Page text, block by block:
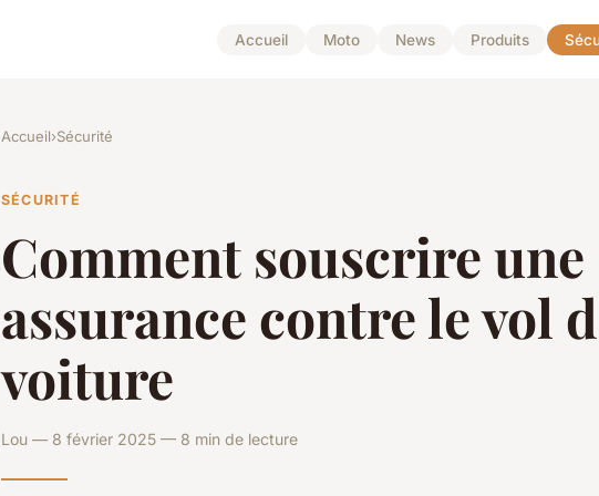
Accueil Moto News Produits
Accueil›Sécurité
SÉCURITÉ
Comment souscrire une
assurance contre le vol
voiture
Lou — 8 février 2025 — 8 min de lecture